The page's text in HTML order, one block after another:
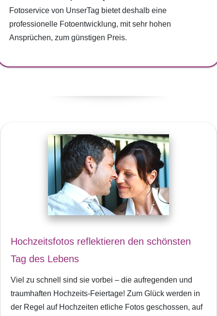
Fotoservice von UnserTag bietet deshalb eine
professionelle Fotoentwicklung, mit sehr hohen
Ansprüchen, zum günstigen Preis.
Hochzeitsfotos reflektieren den schönsten
Tag des Lebens
Viel zu schnell sind sie vorbei – die aufregenden und
traumhaften Hochzeits-Feiertage! Zum Glück werden in
der Regel auf Hochzeiten etliche Fotos geschossen, auf